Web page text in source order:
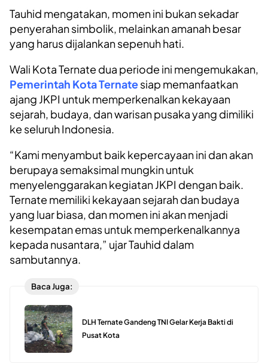
Tauhid mengatakan, momen ini bukan sekadar
penyerahan simbolik, melainkan amanah besar
yang harus dijalankan sepenuh hati.
Wali Kota Ternate dua periode ini mengemukakan,
Pemerintah Kota Ternatesiap memanfaatkan
ajang JKPI untuk memperkenalkan kekayaan
sejarah, budaya, dan warisan pusaka yang dimiliki
ke seluruh Indonesia.
“Kami menyambut baik kepercayaan ini dan akan
berupaya semaksimal mungkin untuk
menyelenggarakan kegiatan JKPI dengan baik.
Ternate memiliki kekayaan sejarah dan budaya
yang luar biasa, dan momen ini akan menjadi
kesempatan emas untuk memperkenalkannya
kepada nusantara,” ujar Tauhid dalam
sambutannya.
Baca Juga:
DLH Ternate Gandeng TNI Gelar Kerja Bakti di
Pusat Kota